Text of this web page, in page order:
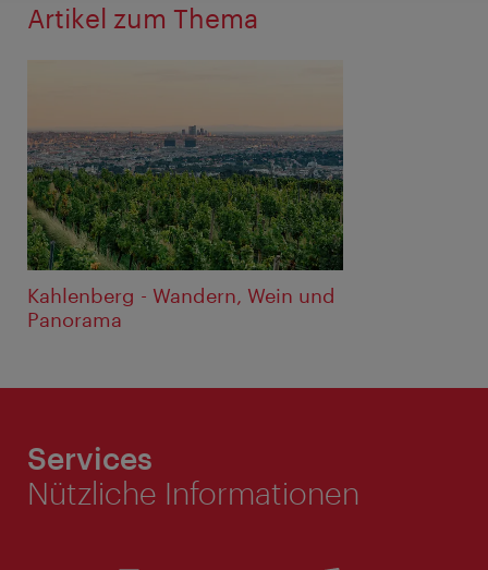
Artikel zum Thema
Kahlenberg - Wandern, Wein und
Panorama
Services
Nützliche Informationen